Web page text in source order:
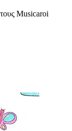
Musicaroi